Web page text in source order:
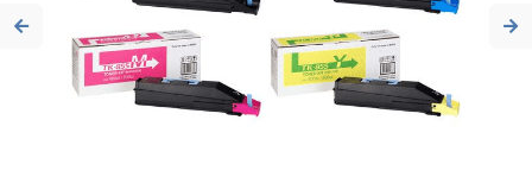
Previous